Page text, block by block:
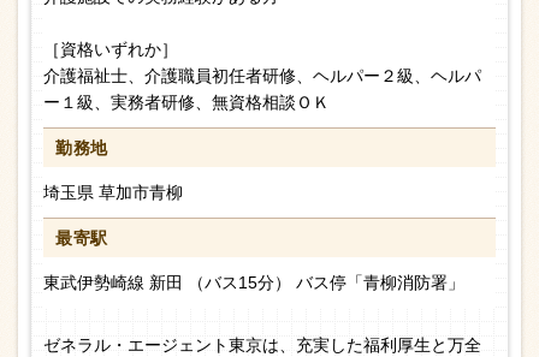
［資格いずれか］
介護福祉士、介護職員初任者研修、ヘルパー２級、ヘルパ
ー１級、実務者研修、無資格相談ＯＫ
勤務地
埼玉県 草加市青柳
最寄駅
東武伊勢崎線 新田 （バス15分） バス停「青柳消防署」
ゼネラル・エージェント東京は、充実した福利厚生と万全